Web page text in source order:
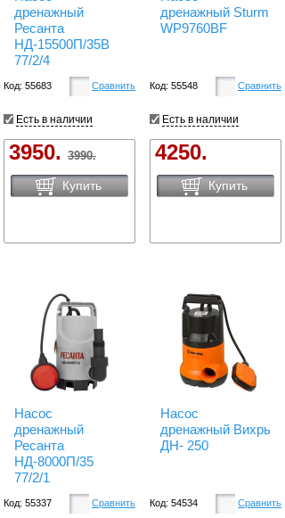
дренажный
Ресанта
НД-15500П/35В
77/2/4
Код: 55683 Сравнить
Есть в наличии
3950. 3990.
Купить
дренажный Sturm
WP9760BF
Код: 55548 Сравнить
Есть в наличии
4250.
Купить
Насос
дренажный
Ресанта
НД-8000П/35
77/2/1
Код: 55337 Сравнить
Насос
дренажный Вихрь
ДН- 250
Код: 54534 Сравнить